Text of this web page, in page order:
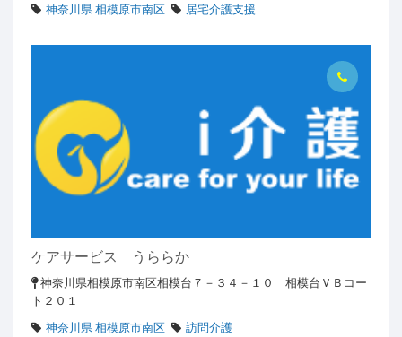
神奈川県 相模原市南区
居宅介護支援
ケアサービス うららか
神奈川県相模原市南区相模台７－３４－１０ 相模台ＶＢコー
ト２０１
神奈川県 相模原市南区
訪問介護